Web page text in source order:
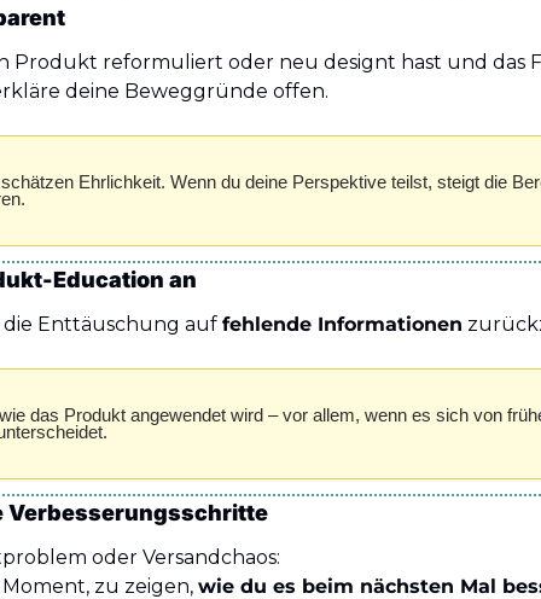
Produkt reformuliert oder neu designt hast und das
deine Beweggründe offen.
Ehrlichkeit. Wenn du deine Perspektive teilst, steigt die
Education an
die Enttäuschung auf fehlende Informationen
das Produkt angewendet wird – vor allem, wenn es sich von
Verbesserungsschritte
oder Versandchaos:
zu zeigen, wie du es beim nächsten Mal